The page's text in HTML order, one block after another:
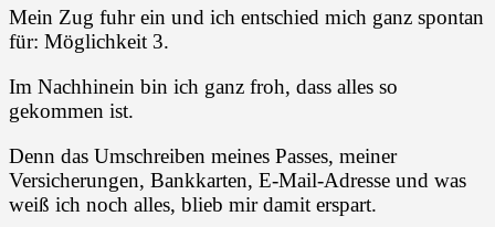
Mein Zug fuhr ein und ich entschied mich ganz spontan
für: Möglichkeit 3.
Im Nachhinein bin ich ganz froh, dass alles so
gekommen ist.
Denn das Umschreiben meines Passes, meiner
Versicherungen, Bankkarten, E-Mail-Adresse und was
weiß ich noch alles, blieb mir damit erspart.